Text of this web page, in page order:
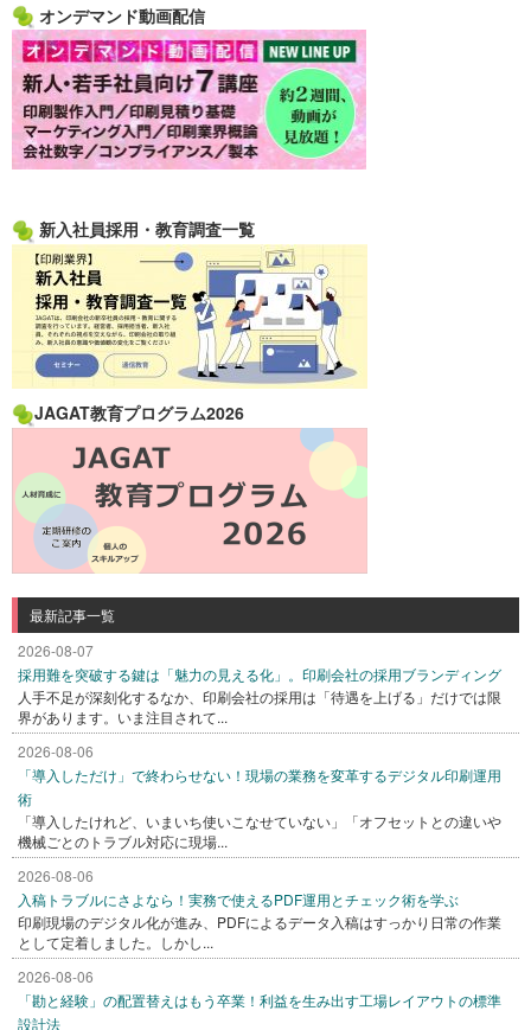
オンデマンド動画配信
新入社員採用・教育調査一覧
JAGAT教育プログラム2026
最新記事一覧
2026-08-07
採用難を突破する鍵は「魅力の見える化」。印刷会社の採用ブランディング
人手不足が深刻化するなか、印刷会社の採用は「待遇を上げる」だけでは限
界があります。いま注目されて...
2026-08-06
「導入しただけ」で終わらせない！現場の業務を変革するデジタル印刷運用
術
「導入したけれど、いまいち使いこなせていない」「オフセットとの違いや
機械ごとのトラブル対応に現場...
2026-08-06
入稿トラブルにさよなら！実務で使えるPDF運用とチェック術を学ぶ
印刷現場のデジタル化が進み、PDFによるデータ入稿はすっかり日常の作業
として定着しました。しかし...
2026-08-06
「勘と経験」の配置替えはもう卒業！利益を生み出す工場レイアウトの標準
設計法